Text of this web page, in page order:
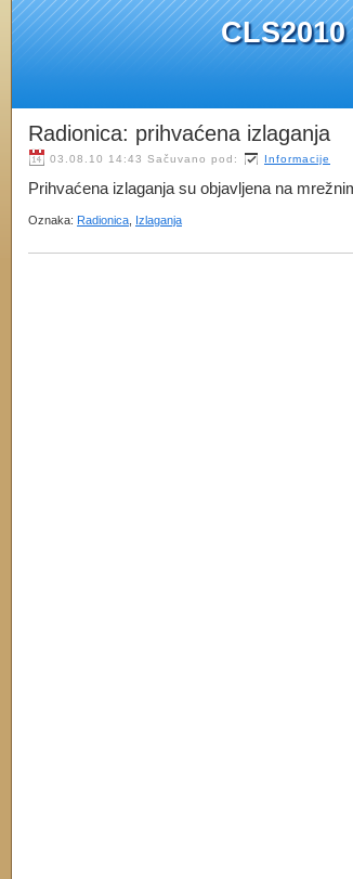
Radionica: prihvaćena izlaganja
03.08.10 14:43 Sačuvano pod: Informacije
Prihvaćena izlaganja su objavljena na
Oznaka: Radionica Izlaganja